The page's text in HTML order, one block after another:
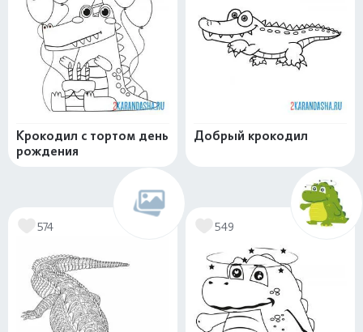
Крокодил с тортом день
рождения
Добрый крокодил
574 549